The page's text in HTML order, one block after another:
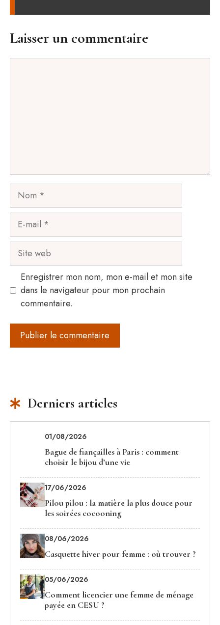
Laisser un commentaire
Nom
mail
Site
web
Enregistrer mon nom, mon e-mail et mon site
dans le navigateur pour mon prochain
commentaire.
Derniers articles
01/08/2026
Bague de fiançailles à Paris : comment choisir le
bijou d’une vie
17/06/2026
Pilou pilou : la matière la plus douce pour
les soirées cocooning
08/06/2026
Casquette hiver pour femme : où trouver ?
05/06/2026
Comment licencier une femme de ménage
payée en CESU ?